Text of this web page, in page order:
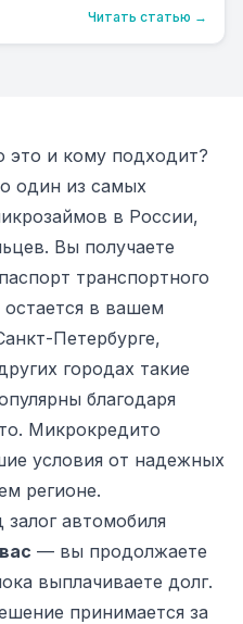
Читать статью →
это и кому подходит?
один из самых
в России,
Вы получаете
транспортного
в вашем
Петербурге,
городах такие
благодаря
Микрокредито
условия от надежных
регионе.
автомобиля
— вы продолжаете
выплачиваете долг.
принимается за